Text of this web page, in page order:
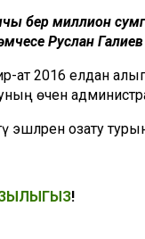
бер миллион
Руслан Галиев
2016 елдан алып
өчен
эшләренә озату
!